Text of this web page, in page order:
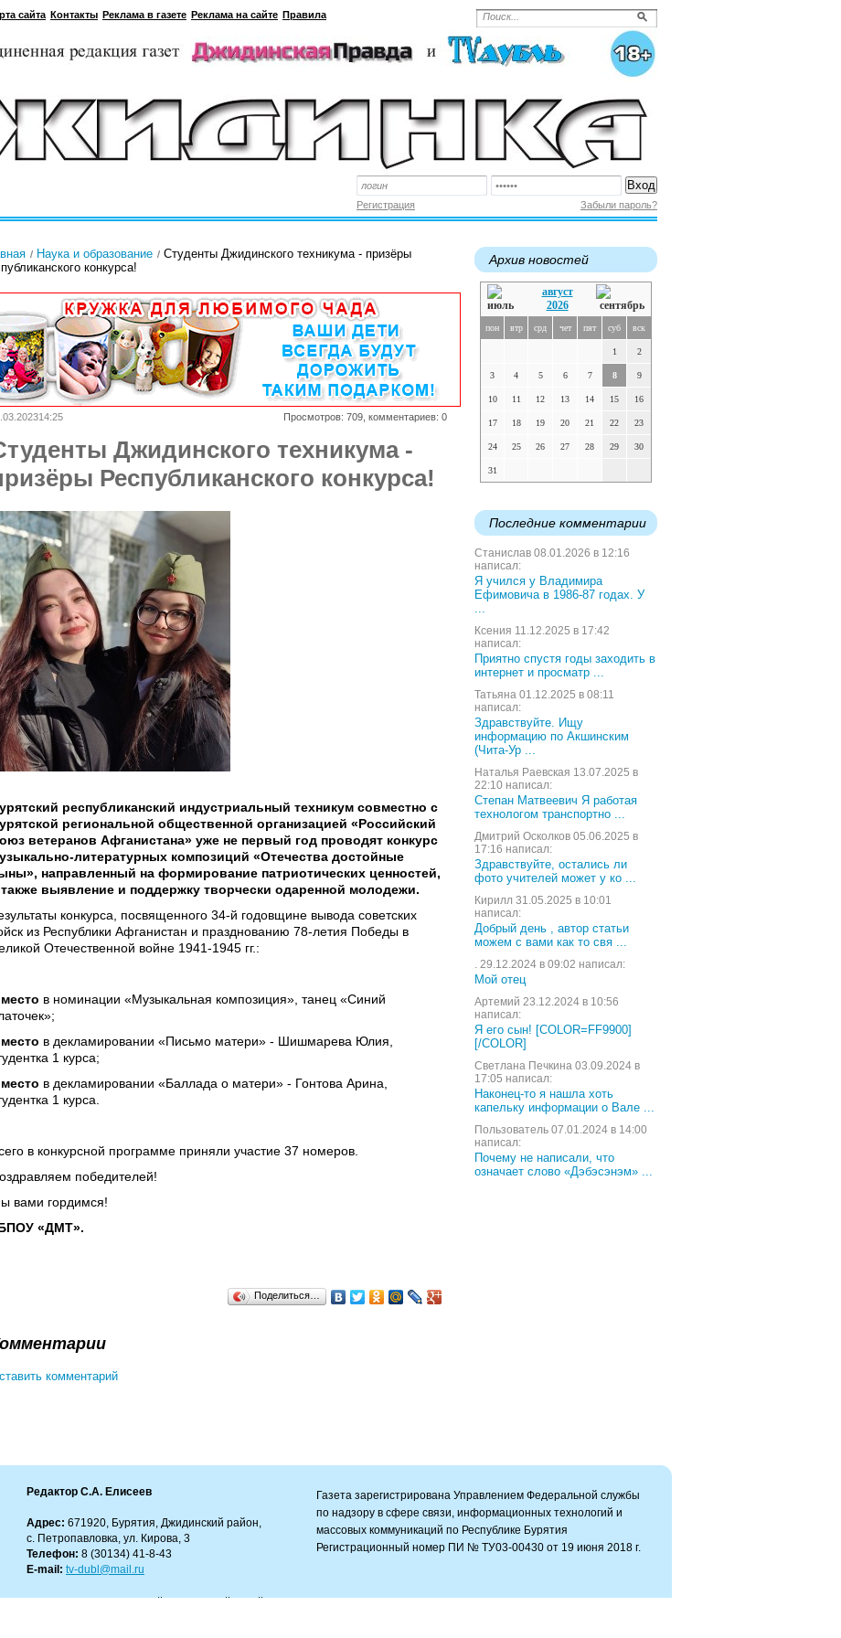
сайта Контакты Реклама в газете Реклама на сайте Правила
Регистрация Забыли пароль?
Наука и образование
Студенты Джидинского техникума - призёры
конкурса!
Просмотров: 709, комментариев: 0
Джидинского техникума -
Республиканского конкурса!
республиканский индустриальный техникум совместно с
региональной общественной организацией «Российский
ветеранов Афганистана» уже не первый год проводят конкурс
литературных композиций «Отечества достойные
направленный на формирование патриотических ценностей,
выявление и поддержку творчески одаренной молодежи.
конкурса, посвященного 34-й годовщине вывода советских
из Республики Афганистан и празднованию 78-летия Победы в
Отечественной войне 1941-1945 гг.:
в номинации «Музыкальная композиция», танец «Синий
в декламировании «Письмо матери» - Шишмарева Юлия,
1 курса;
в декламировании «Баллада о матери» - Гонтова Арина,
1 курса.
в конкурсной программе приняли участие 37 номеров.
победителей!
вами гордимся!
«ДМТ».
Поделиться…
комментарий
Архив новостей
август
2026
пон втр срд чет пят суб вск
1 2
3 4 5 6 7 8 9
10 11 12 13 14 15 16
17 18 19 20 21 22 23
24 25 26 27 28 29 30
31
Последние комментарии
Станислав 08.01.2026 в 12:16
написал:
Я учился у Владимира
Ефимовича в 1986-87 годах. У
...
Ксения 11.12.2025 в 17:42
написал:
Приятно спустя годы заходить в
интернет и просматр ...
Татьяна 01.12.2025 в 08:11
написал:
Здравствуйте. Ищу
информацию по Акшинским
(Чита-Ур ...
Наталья Раевская 13.07.2025 в
22:10 написал:
Степан Матвеевич Я работая
технологом транспортно ...
Дмитрий Осколков 05.06.2025 в
17:16 написал:
Здравствуйте, остались ли
фото учителей может у ко ...
Кирилл 31.05.2025 в 10:01
написал:
Добрый день , автор статьи
можем с вами как то свя ...
. 29.12.2024 в 09:02 написал:
Мой отец
Артемий 23.12.2024 в 10:56
написал:
Я его сын! [COLOR=FF9900]
[/COLOR]
Светлана Печкина 03.09.2024 в
17:05 написал:
Наконец-то я нашла хоть
капельку информации о Вале ...
Пользователь 07.01.2024 в 14:00
написал:
Почему не написали, что
означает слово «Дэбэсэнэм» ...
Редактор С.А. Елисеев
Адрес: 671920, Бурятия, Джидинский район,
с. Петропавловка, ул. Кирова, 3
Телефон: 8 (30134) 41-8-43
E-mail: tv-dubl@mail.ru
Газета зарегистрирована Управлением Федеральной службы
по надзору в сфере связи, информационных технологий и
массовых коммуникаций по Республике Бурятия
Регистрационный номер ПИ № ТУ03-00430 от 19 июня 2018 г.
разрешено только с работающей гиперссылкой на сайт.